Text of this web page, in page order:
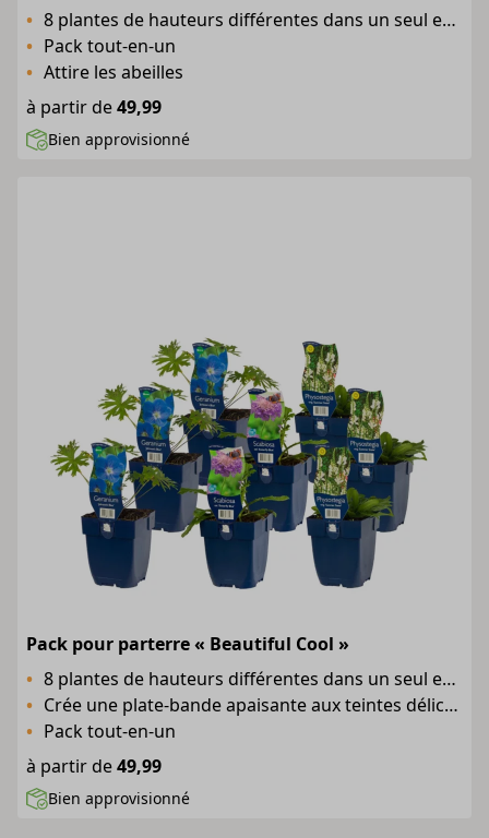
8 plantes de hauteurs différentes dans un seul emballage
Pack tout-en-un
Attire les abeilles
à partir de49,99
Bien approvisionné
Pack pour parterre « Beautiful Cool »
8 plantes de hauteurs différentes dans un seul emballage
Crée une plate-bande apaisante aux teintes délicates !
Pack tout-en-un
à partir de49,99
Bien approvisionné